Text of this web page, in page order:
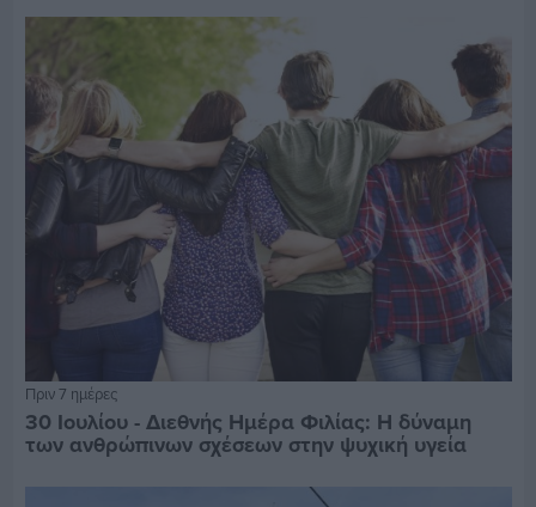
Πριν 7 ημέρες
30 Ιουλίου - Διεθνής Ημέρα Φιλίας: Η δύναμη
των ανθρώπινων σχέσεων στην ψυχική υγεία